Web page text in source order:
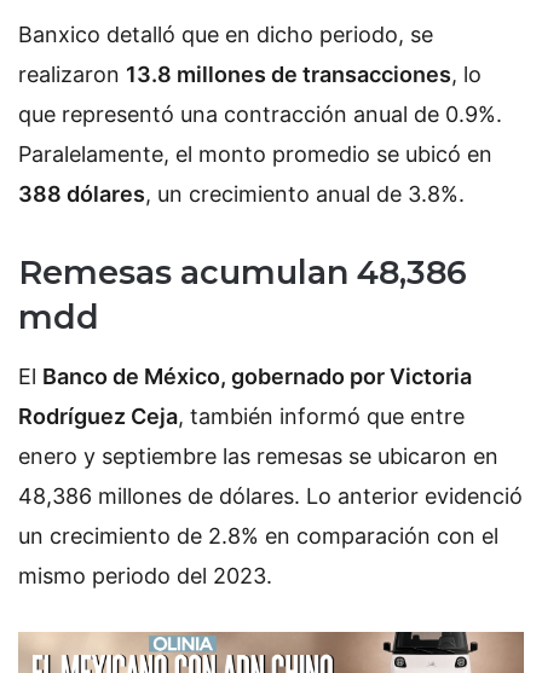
Banxico detalló que en dicho periodo, se
realizaron 13.8 millones de transacciones, lo
que representó una contracción anual de 0.9%.
Paralelamente, el monto promedio se ubicó en
388 dólares, un crecimiento anual de 3.8%.
Remesas acumulan 48,386
mdd
El Banco de México, gobernado por Victoria
Rodríguez Ceja, también informó que entre
enero y septiembre las remesas se ubicaron en
48,386 millones de dólares. Lo anterior evidenció
un crecimiento de 2.8% en comparación con el
mismo periodo del 2023.